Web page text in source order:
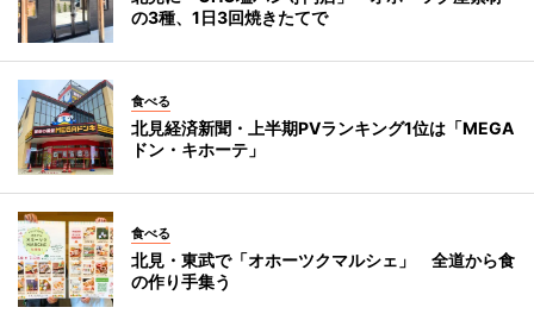
の3種、1日3回焼きたてで
食べる
北見経済新聞・上半期PVランキング1位は「MEGA
ドン・キホーテ」
食べる
北見・東武で「オホーツクマルシェ」 全道から食
の作り手集う